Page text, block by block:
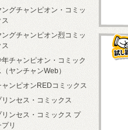
ングチャンピオン・コミッ
ス
ングチャンピオン烈コミッ
ス
年チャンピオン・コミック
（ヤンチャンWeb）
ャンピオンREDコミックス
リンセス・コミックス
リンセス・コミックス プ
リ